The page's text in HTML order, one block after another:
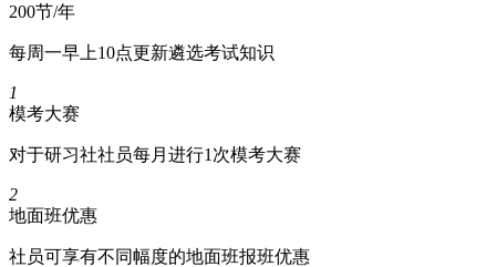
200节/年
每周一早上10点更新遴选考试知识
1
模考大赛
对于研习社社员每月进行1次模考大赛
2
地面班优惠
社员可享有不同幅度的地面班报班优惠